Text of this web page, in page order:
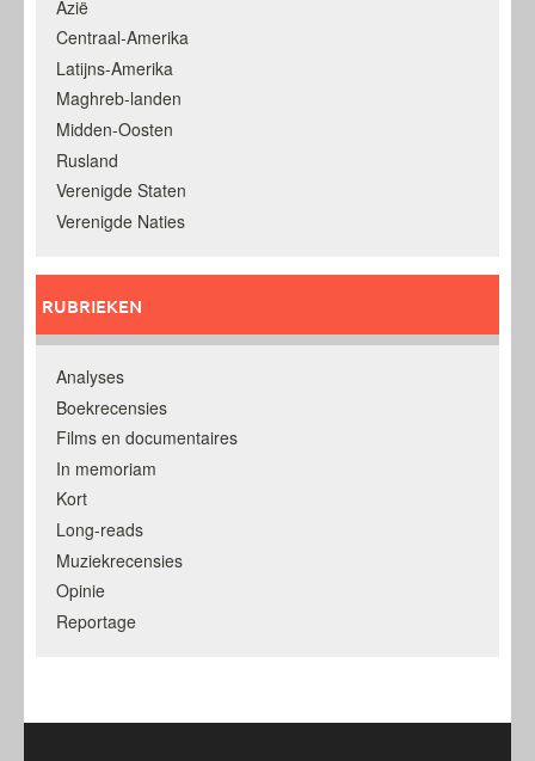
Azië
Centraal-Amerika
Latijns-Amerika
Maghreb-landen
Midden-Oosten
Rusland
Verenigde Staten
Verenigde Naties
RUBRIEKEN
Analyses
Boekrecensies
Films en documentaires
In memoriam
Kort
Long-reads
Muziekrecensies
Opinie
Reportage